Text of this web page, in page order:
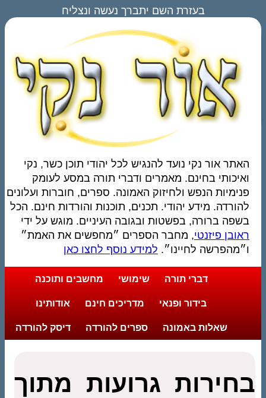
בעזרת השם יתברך נעשה ונצליח
האתר אור נקי נועד להנגיש לכל יהודי תוכן כשר, נקי
ואיכותי בחינם. מאמרים ודברי תורה במסע לעומק
פנימיות הנפש ולחיזוק האמונה. ספרים, חוברות ועלונים
להורדה. מידע יהודי. תכנים, תוכנות והורדות חינם. הכל
בשפה ברורה, בפשטות ובגובה העיניים. מוגש על ידי
ראובן פיזנטי, מחבר הספרים ״מחפשים את האמת״
ו״מהפרשה לחיינו״. למידע נוסף לחצו כאן
דברי תורה שימושי מחשבים ותוכנה
בידור ופנאי מדריכים חינם אודותינו
שאלות באמונה ספרים להורדה דיסק להורדה
בחירות גרועות מתוך